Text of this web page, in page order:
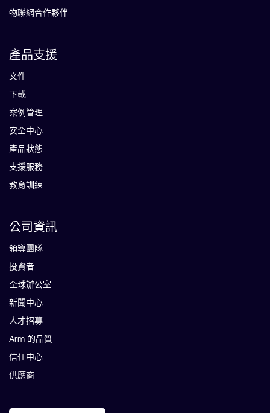
物聯網合作夥伴
產品支援
文件
下載
案例管理
安全中心
產品狀態
支援服務
教育訓練
公司資訊
領導團隊
投資者
全球辦公室
新聞中心
人才招募
Arm 的品質
信任中心
供應商